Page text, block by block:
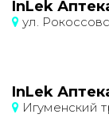
InLek
ул.
InLek
Игуменский